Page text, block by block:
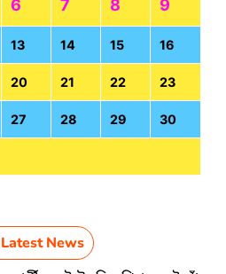
6 7 8 9
13 14 15 16
20 21 22 23
27 28 29 30
Latest News